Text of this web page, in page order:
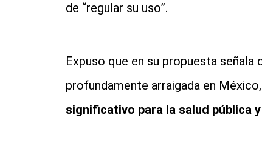
de “regular su uso”.
Expuso que en su propuesta señala
profundamente arraigada en
significativo para la salud pública